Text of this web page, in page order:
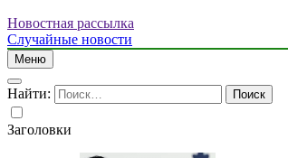
Новостная рассылка
Случайные новости
Меню
Найти:
Заголовки